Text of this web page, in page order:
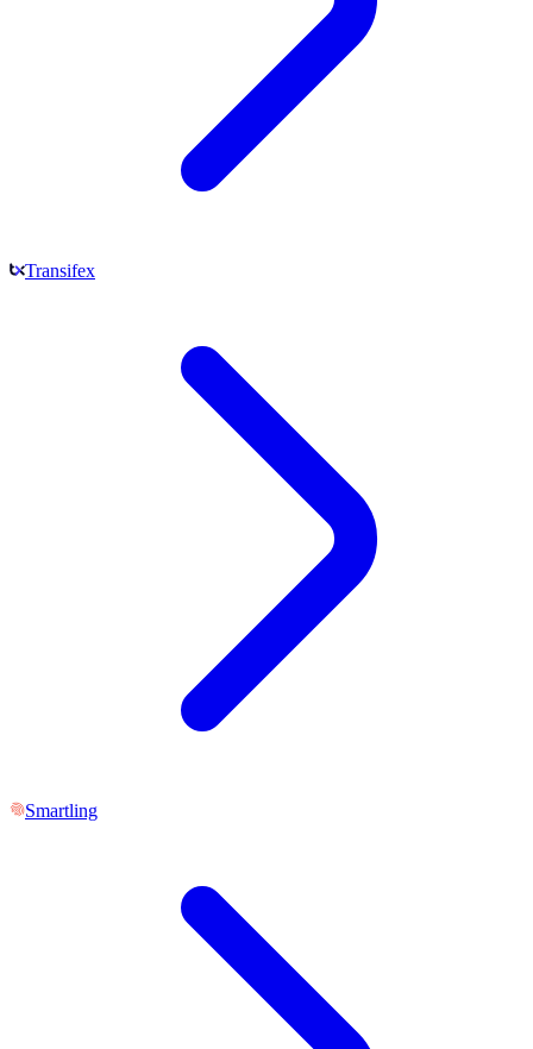
Transifex
Smartling